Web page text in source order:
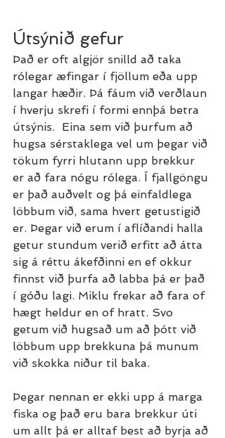
Útsýnið gefur
Það er oft algjör snilld að taka
rólegar æfingar í fjöllum eða upp
langar hæðir. Þá fáum við verðlaun
í hverju skrefi í formi ennþá betra
útsýnis.  Eina sem við þurfum að
hugsa sérstaklega vel um þegar við
tökum fyrri hlutann upp brekkur
er að fara nógu rólega. Í fjallgöngu
er það auðvelt og þá einfaldlega
löbbum við, sama hvert getustigið
er. Þegar við erum í aflíðandi halla
getur stundum verið erfitt að átta
sig á réttu ákefðinni en ef okkur
finnst við þurfa að labba þá er það
í góðu lagi. Miklu frekar að fara of
hægt heldur en of hratt. Svo
getum við hugsað um að þótt við
löbbum upp brekkuna þá munum
við skokka niður til baka.
Þegar nennan er ekki upp á marga
fiska og það eru bara brekkur úti
um allt þá er alltaf best að byrja að